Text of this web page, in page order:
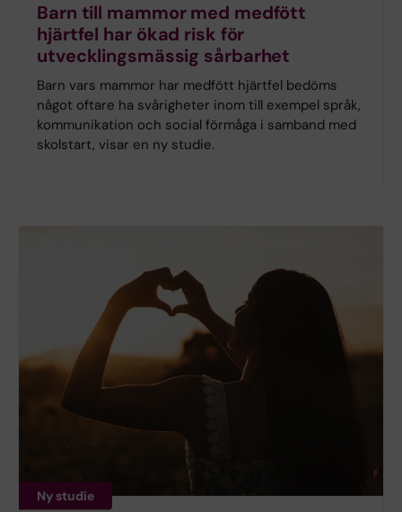
Barn till mammor med medfött
hjärtfel har ökad risk för
utvecklingsmässig sårbarhet
Barn vars mammor har medfött hjärtfel bedöms
något oftare ha svårigheter inom till exempel språk,
kommunikation och social förmåga i samband med
skolstart, visar en ny studie.
Ny studie